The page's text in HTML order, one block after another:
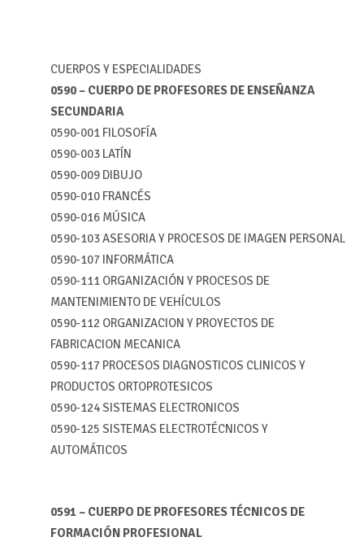
CUERPOS Y ESPECIALIDADES
0590 – CUERPO DE PROFESORES DE ENSEÑANZA
SECUNDARIA
0590-001 FILOSOFÍA
0590-003 LATÍN
0590-009 DIBUJO
0590-010 FRANCÉS
0590-016 MÚSICA
0590-103ASESORIA Y PROCESOS DE IMAGEN PERSONAL
0590-107 INFORMÁTICA
0590-111 ORGANIZACIÓN Y PROCESOS DE
MANTENIMIENTO DE VEHÍCULOS
0590-112 ORGANIZACION Y PROYECTOS DE
FABRICACION MECANICA
0590-117 PROCESOS DIAGNOSTICOS CLINICOS Y
PRODUCTOS ORTOPROTESICOS
0590-124SISTEMAS ELECTRONICOS
0590-125 SISTEMAS ELECTROTÉCNICOS Y
AUTOMÁTICOS
0591 – CUERPO DE PROFESORES TÉCNICOS DE
FORMACIÓN PROFESIONAL